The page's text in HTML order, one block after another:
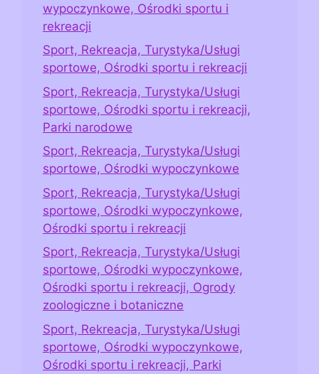
wypoczynkowe, Ośrodki sportu i
rekreacji
Sport, Rekreacja, Turystyka/Usługi
sportowe, Ośrodki sportu i rekreacji
Sport, Rekreacja, Turystyka/Usługi
sportowe, Ośrodki sportu i rekreacji,
Parki narodowe
Sport, Rekreacja, Turystyka/Usługi
sportowe, Ośrodki wypoczynkowe
Sport, Rekreacja, Turystyka/Usługi
sportowe, Ośrodki wypoczynkowe,
Ośrodki sportu i rekreacji
Sport, Rekreacja, Turystyka/Usługi
sportowe, Ośrodki wypoczynkowe,
Ośrodki sportu i rekreacji, Ogrody
zoologiczne i botaniczne
Sport, Rekreacja, Turystyka/Usługi
sportowe, Ośrodki wypoczynkowe,
Ośrodki sportu i rekreacji, Parki